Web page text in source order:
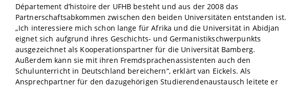
Département d’histoire der UFHB besteht und aus der 2008 das
Partnerschaftsabkommen zwischen den beiden Universitäten entstanden ist.
„Ich interessiere mich schon lange für Afrika und die Universität in Abidjan
eignet sich aufgrund ihres Geschichts- und Germanistikschwerpunkts
ausgezeichnet als Kooperationspartner für die Universität Bamberg.
Außerdem kann sie mit ihren Fremdsprachenassistenten auch den
Schulunterricht in Deutschland bereichern“, erklärt van Eickels. Als
Ansprechpartner für den dazugehörigen Studierendenaustausch leitete er